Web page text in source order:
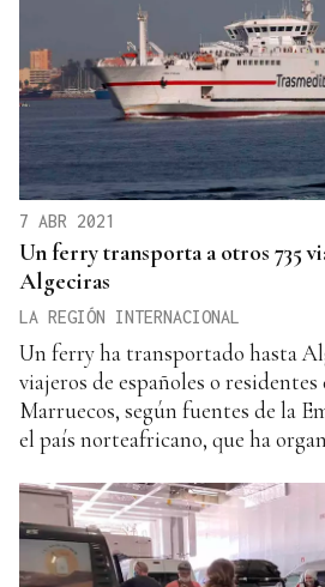
7 ABR 2021
Un ferry transporta a otros 735
Algeciras
LA REGIÓN INTERNACIONAL
Un ferry ha transportado hasta
viajeros de españoles o residentes
Marruecos, según fuentes de la
el país norteafricano, que ha